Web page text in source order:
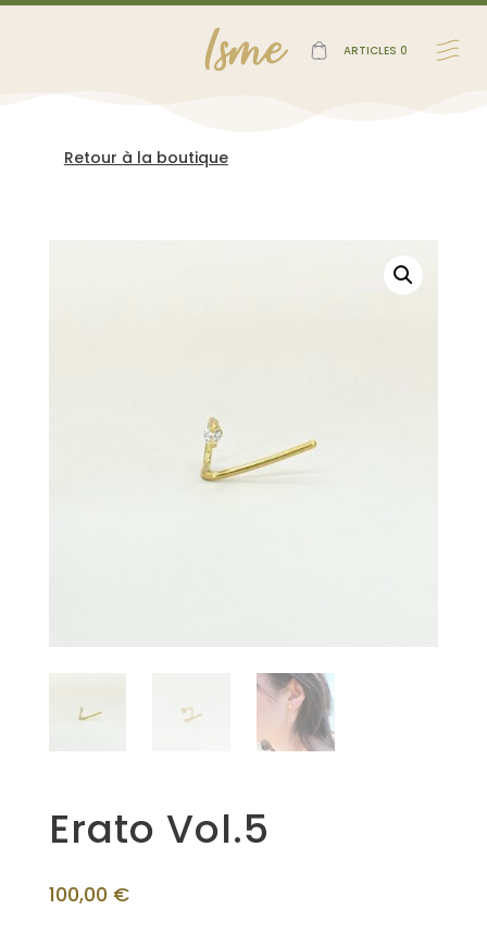
ARTICLES 0
Retour à la boutique
Erato Vol.5
100,00 €